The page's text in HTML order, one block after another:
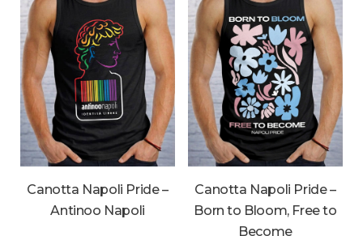
Canotta Napoli Pride –
Antinoo Napoli
Canotta Napoli Pride –
Born to Bloom, Free to
Become